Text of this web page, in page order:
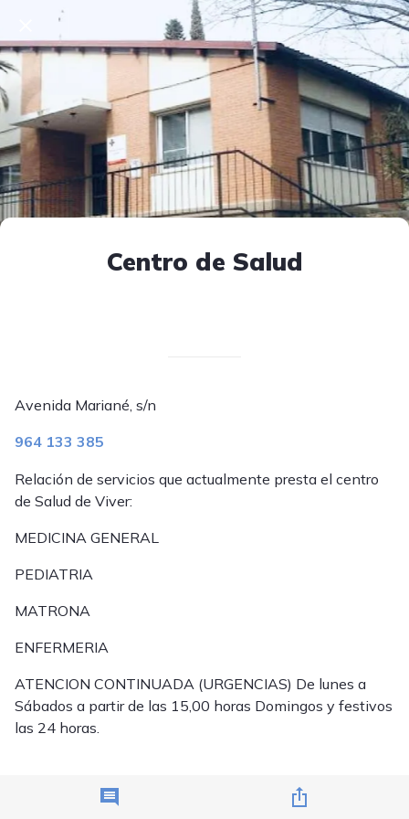
Centro de Salud
Avenida Mariané, s/n
964 133 385
Relación de servicios que actualmente presta el centro
de Salud de Viver:
MEDICINA GENERAL
PEDIATRIA
MATRONA
ENFERMERIA
ATENCION CONTINUADA (URGENCIAS) De lunes a
Sábados a partir de las 15,00 horas Domingos y festivos
las 24 horas.